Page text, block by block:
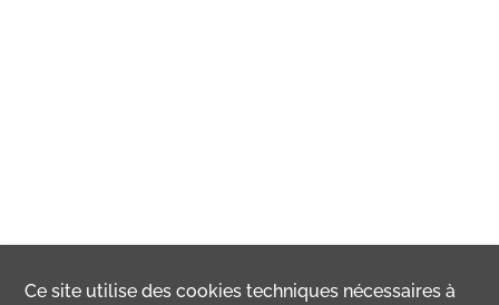
Ce site utilise descookies techniques nécessaires à